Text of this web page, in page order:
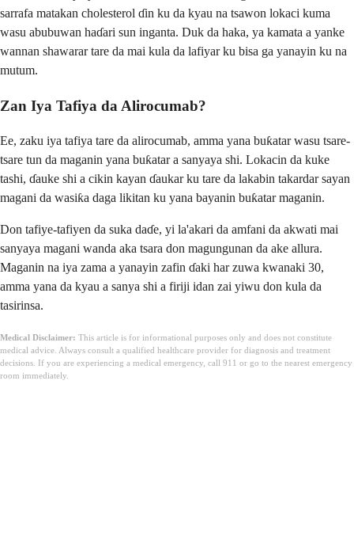
sarrafa matakan cholesterol ɗin ku da kyau na tsawon lokaci kuma
wasu abubuwan haɗari sun inganta. Duk da haka, ya kamata a yanke
wannan shawarar tare da mai kula da lafiyar ku bisa ga yanayin ku na
mutum.
Zan Iya Tafiya da Alirocumab?
Ee, zaku iya tafiya tare da alirocumab, amma yana buƙatar wasu tsare-
tsare tun da maganin yana buƙatar a sanyaya shi. Lokacin da kuke
tashi, ɗauke shi a cikin kayan ɗaukar ku tare da lakabin takardar sayan
magani da wasiƙa daga likitan ku yana bayanin buƙatar maganin.
Don tafiye-tafiyen da suka daɗe, yi la'akari da amfani da akwati mai
sanyaya magani wanda aka tsara don magungunan da ake allura.
Maganin na iya zama a yanayin zafin ɗaki har zuwa kwanaki 30,
amma yana da kyau a sanya shi a firiji idan zai yiwu don kula da
tasirinsa.
Medical Disclaimer: This article is for informational purposes only and does not constitute
medical advice. Always consult a qualified healthcare provider for diagnosis and treatment
decisions. If you are experiencing a medical emergency, call 911 or go to the nearest emergency
room immediately.